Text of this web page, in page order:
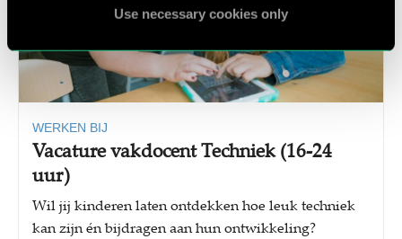
Use necessary cookies only
WERKEN BIJ
Vacature vakdocent Techniek (16-24
uur)
Wil jij kinderen laten ontdekken hoe leuk techniek
kan zijn én bijdragen aan hun ontwikkeling?